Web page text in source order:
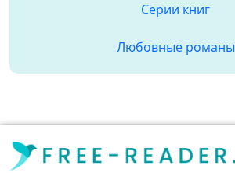
Серии книг
Любовные романы